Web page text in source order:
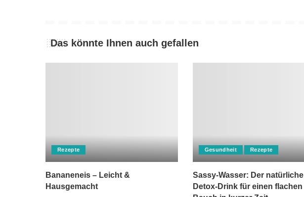
Das könnte Ihnen auch gefallen
Rezepte
Bananeneis – Leicht &
Hausgemacht
Gesundheit Rezepte
Sassy-Wasser: Der natürliche
Detox-Drink für einen flachen